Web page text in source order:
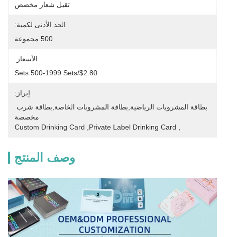
تقبل شعار مخصص
الحد الأدنى لكمية:
500 مجموعة
الأسعار:
$2.80/sets 500-1999 Sets
إبراز:
مخصصة
Private Label Drinking Card
Custom Drinking Card
وصف المنتج